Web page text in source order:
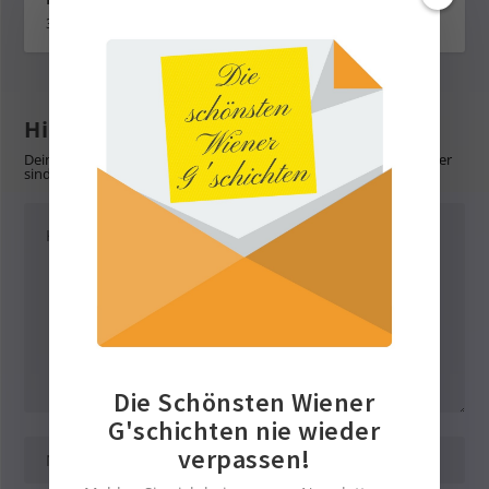
30. Januar 2023
Hinterlasse eine Antwort
Deine E-Mail-Adresse wird nicht veröffentlicht. Erforderliche Felder
sind mit markiert
Die Schönsten Wiener
G'schichten nie wieder
verpassen!